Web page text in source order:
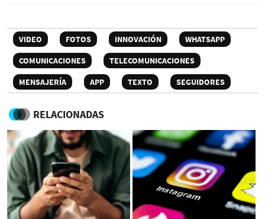
VIDEO FOTOS INNOVACIÓN
WHATSAPP
COMUNICACIONES
TELECOMUNICACIONES
MENSAJERÍA
APP TEXTO SEGUIDORES
RELACIONADAS